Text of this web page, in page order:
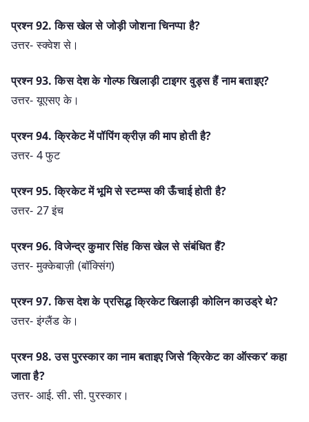
प्रश्न 92. किस खेल से जोड़ी जोशना चिनप्पा है?
उत्तर- स्क्वेश से।
प्रश्न 93. किस देश के गोल्फ खिलाड़ी टाइगर वुड्स हैं नाम बताइए?
उत्तर- यूएसए के।
प्रश्न 94. क्रिकेट में पॉपिंग क्रीज़ की माप होती है?
उत्तर- 4 फुट
प्रश्न 95. क्रिकेट में भूमि से स्टम्प्स की ऊँचाई होती है?
उत्तर- 27 इंच
प्रश्न 96. विजेन्द्र कुमार सिंह किस खेल से संबंधित हैं?
उत्तर- मुक्केबाज़ी (बॉक्सिंग)
प्रश्न 97. किस देश के प्रसिद्ध क्रिकेट खिलाड़ी कोलिन काउड्रे थे?
उत्तर- इंग्लैंड के।
प्रश्न 98. उस पुरस्कार का नाम बताइए जिसे ‘क्रिकेट का ऑस्कर’ कहा
जाता है?
उत्तर- आई. सी. सी. पुरस्कार।